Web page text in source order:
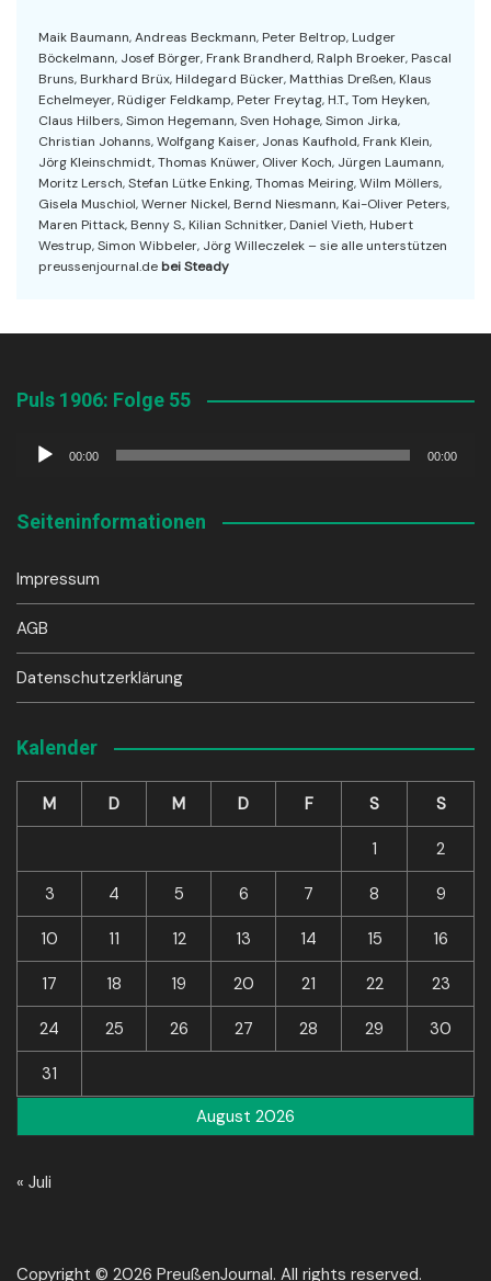
Maik Baumann, Andreas Beckmann, Peter Beltrop, Ludger
Böckelmann, Josef Börger, Frank Brandherd, Ralph Broeker, Pascal
Bruns, Burkhard Brüx, Hildegard Bücker, Matthias Dreßen, Klaus
Echelmeyer, Rüdiger Feldkamp, Peter Freytag, H.T., Tom Heyken,
Claus Hilbers, Simon Hegemann, Sven Hohage, Simon Jirka,
Christian Johanns, Wolfgang Kaiser, Jonas Kaufhold, Frank Klein,
Jörg Kleinschmidt, Thomas Knüwer, Oliver Koch, Jürgen Laumann,
Moritz Lersch, Stefan Lütke Enking, Thomas Meiring, Wilm Möllers,
Gisela Muschiol, Werner Nickel, Bernd Niesmann, Kai-Oliver Peters,
Maren Pittack, Benny S., Kilian Schnitker, Daniel Vieth, Hubert
Westrup, Simon Wibbeler, Jörg Willeczelek – sie alle unterstützen
preussenjournal.de bei Steady
Puls 1906: Folge 55
Audio-
00:00 00:00
Seiteninformationen
Impressum
AGB
Datenschutzerklärung
Kalender
August 2026
M D M D F S S
1 2
3 4 5 6 7 8 9
10 11 12 13 14 15 16
17 18 19 20 21 22 23
24 25 26 27 28 29 30
31
« Juli
Copyright © 2026 PreußenJournal. All rights reserved.